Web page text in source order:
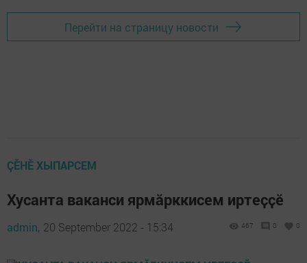
Перейти на страницу новости
ÇӖНӖ ХЫПАРСЕМ
Хусанта ваканси ярмӑрккисем иртеҫҫӗ
admin, 20 September 2022 - 15:34 467 0 0